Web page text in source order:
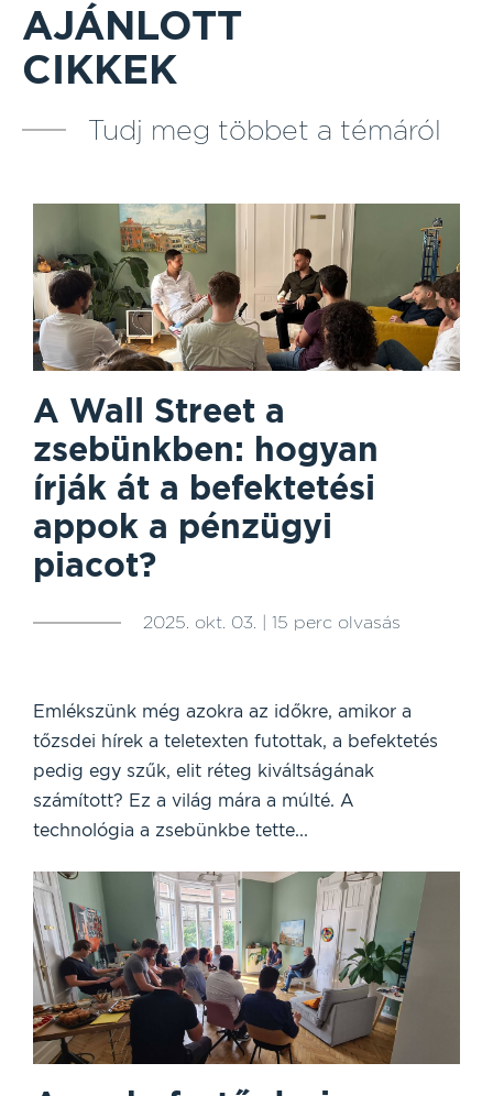
AJÁNLOTT
CIKKEK
Tudj meg többet a témáról
A Wall Street a
zsebünkben: hogyan
írják át a befektetési
appok a pénzügyi
piacot?
2025. okt. 03. | 15 perc olvasás
Emlékszünk még azokra az időkre, amikor a
tőzsdei hírek a teletexten futottak, a befektetés
pedig egy szűk, elit réteg kiváltságának
számított? Ez a világ mára a múlté. A
technológia a zsebünkbe tette...